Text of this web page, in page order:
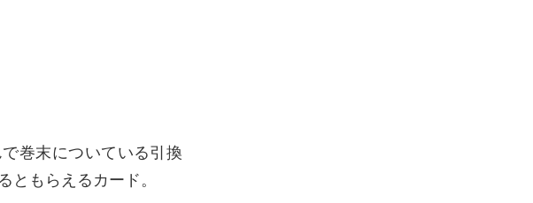
巻末についている引換
ともらえるカード。